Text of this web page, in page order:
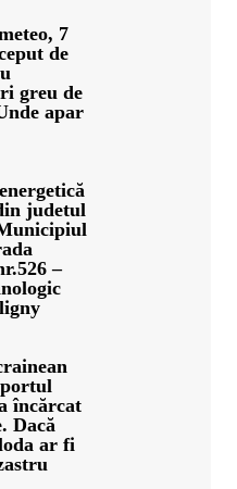
7
de
greu de
apar
judetul
–
încărcat
Dacă
ar fi